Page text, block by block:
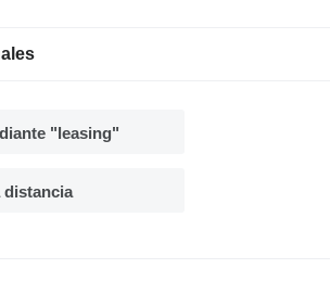
"leasing"
distancia